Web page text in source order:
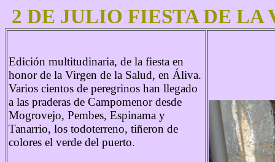
2 DE JULIO FIESTA DE
Edición multitudinaria, de la fiesta en
honor de la Virgen de la Salud, en Áliva.
Varios cientos de peregrinos han llegado
a las praderas de Campomenor desde
Mogrovejo, Pembes, Espinama y
Tanarrio, los todoterreno, tiñeron de
colores el verde del puerto.